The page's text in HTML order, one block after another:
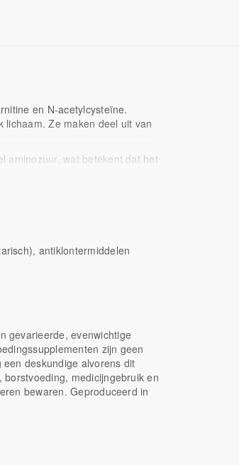
en N-acetylcysteïne.
lichaam. Ze maken deel uit van
aminozuur, wat betekent dat het
groeifasen, of bij intensieve
vlees en zuivel. Hierdoor
voeding voldoende L-carnitine
beschikbaar en bio-
voor een optimale opname.
optimale ondersteuning
antiklontermiddelen
gevarieerde, evenwichtige
zijn geen
deskundige alvorens dit
medicijngebruik en
bewaren. Geproduceerd in